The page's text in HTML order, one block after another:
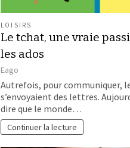
LOISIRS
Le tchat, une vraie
les ados
Eago
Autrefois, pour communiquer,
s’envoyaient des lettres.
dire que le monde…
Continuer la lecture